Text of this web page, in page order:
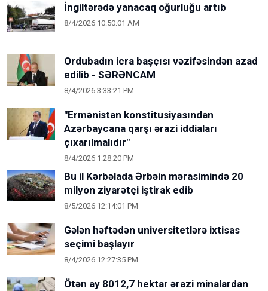
İngiltərədə yanacaq oğurluğu artıb
8/4/2026 10:50:01 AM
Ordubadın icra başçısı vəzifəsindən azad
edilib - SƏRƏNCAM
8/4/2026 3:33:21 PM
"Ermənistan konstitusiyasından
Azərbaycana qarşı ərazi iddiaları
çıxarılmalıdır"
8/4/2026 1:28:20 PM
Bu il Kərbəlada Ərbəin mərasimində 20
milyon ziyarətçi iştirak edib
8/5/2026 12:14:01 PM
Gələn həftədən universitetlərə ixtisas
seçimi başlayır
8/4/2026 12:27:35 PM
Ötən ay 8012,7 hektar ərazi minalardan